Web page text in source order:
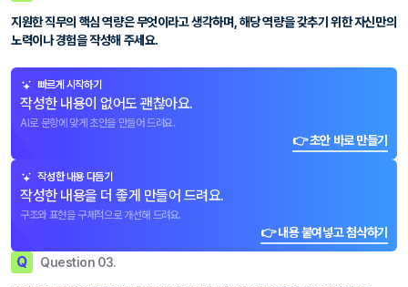
지원한 직무의 핵심 역량은 무엇이라고 생각하며, 해당 역량을 갖추기 위한 자신만의
노력이나 경험을 작성해 주세요.
빠르게 시작하기
작성한 내용이 없어도 괜찮아요.
AI로 문항에 맞게 초안을 만들어 드려요.
👉 초안 바로 만들기
작성한 내용 다듬기
작성한 내용을 더 좋게 만들어 드려요.
구조와 표현을 구체적으로 개선해 드려요.
👉 내용 붙여넣고 첨삭하기
Q Question 03.